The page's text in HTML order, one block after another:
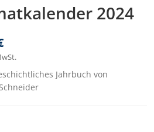
2024
Jahrbuch von